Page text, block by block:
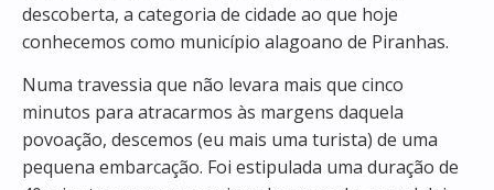
descoberta, a categoria de cidade ao que hoje
conhecemos como município alagoano de Piranhas.
Numa travessia que não levara mais que cinco
minutos para atracarmos às margens daquela
povoação, descemos (eu mais uma turista) de uma
pequena embarcação. Foi estipulada uma duração de